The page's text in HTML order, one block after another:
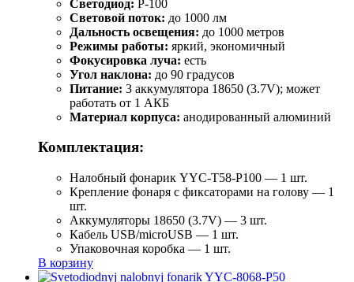
Светодиод: P-100
Световой поток: до 1000 лм
Дальность освещения: до 1000 метров
Режимы работы: яркий, экономичный
Фокусировка луча: есть
Угол наклона: до 90 градусов
Питание: 3 аккумулятора 18650 (3.7V); может
работать от 1 АКБ
Материал корпуса: анодированный алюминий
Комплектация:
Налобный фонарик YYC-T58-P100 — 1 шт.
Крепление фонаря с фиксаторами на голову — 1
шт.
Аккумуляторы 18650 (3.7V) — 3 шт.
Кабель USB/microUSB — 1 шт.
Упаковочная коробка — 1 шт.
В корзину